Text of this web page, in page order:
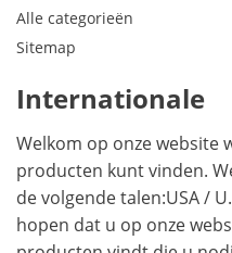
Alle categorieën
Sitemap
Internationale
Welkom op onze website
producten kunt vinden.
de volgende talen:USA/
hopen dat u op onze